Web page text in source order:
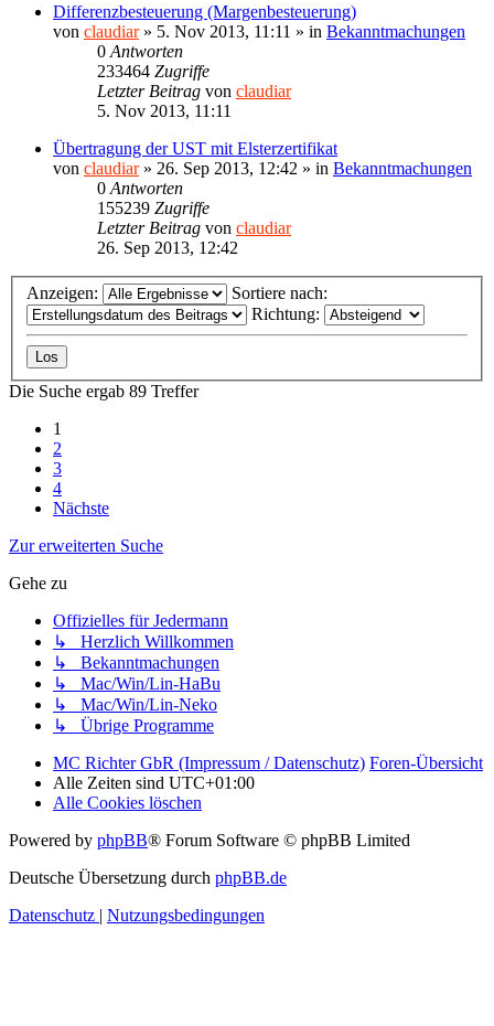
Differenzbesteuerung (Margenbesteuerung)
von claudiar» 5. Nov 2013, 11:11 » in Bekanntmachungen
0 Antworten
233464 Zugriffe
Letzter Beitrag von claudiar
5. Nov 2013, 11:11
Übertragung der UST mit Elsterzertifikat
von claudiar» 26. Sep 2013, 12:42 » in Bekanntmachungen
0 Antworten
155239 Zugriffe
Letzter Beitrag von claudiar
26. Sep 2013, 12:42
Anzeigen:
Sortiere nach:
Richtung:
Die Suche ergab 89 Treffer
1
2
3
4
Nächste
Zur erweiterten Suche
Gehe zu
Offizielles für Jedermann
↳ Herzlich Willkommen
↳ Bekanntmachungen
↳ Mac/Win/Lin-HaBu
↳ Mac/Win/Lin-Neko
↳ Übrige Programme
MC Richter GbR (Impressum / Datenschutz) Foren-Übersicht
Alle Zeiten sind UTC+01:00
Alle Cookies löschen
Powered by phpBB® Forum Software © phpBB Limited
Deutsche Übersetzung durch phpBB.de
Datenschutz
Nutzungsbedingungen